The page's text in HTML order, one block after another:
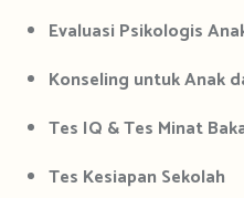
Evaluasi Psikologis A
Konseling untuk Anak
Tes IQ &Tes Minat
Tes Kesiapan Sekolah